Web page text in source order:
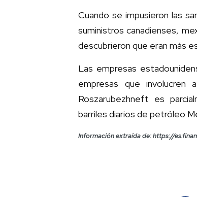
Cuando se impusieron las
suministros canadienses,
descubrieron que eran más
Las empresas
empresas que
Roszarubezhneft es
barriles diarios de petróleo
Información extraída de: https://